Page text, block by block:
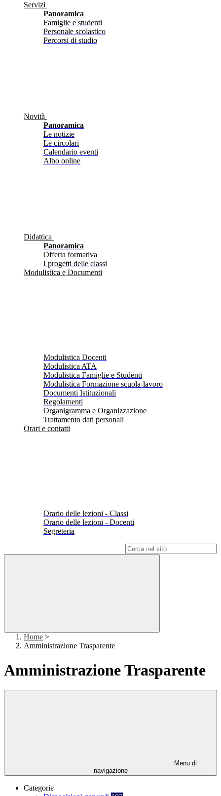
Servizi
Panoramica
Famiglie e studenti
Personale scolastico
Percorsi di studio
Novità
Panoramica
Le notizie
Le circolari
Calendario eventi
Albo online
Didattica
Panoramica
Offerta formativa
I progetti delle classi
Modulistica e Documenti
Modulistica Docenti
Modulistica ATA
Modulistica Famiglie e Studenti
Modulistica Formazione scuola-lavoro
Documenti Istituzionali
Regolamenti
Organigramma e Organizzazione
Trattamento dati personali
Orari e contatti
Orario delle lezioni - Classi
Orario delle lezioni - Docenti
Segreteria
Home >
Amministrazione Trasparente
Amministrazione Trasparente
Menu di
navigazione
Categorie